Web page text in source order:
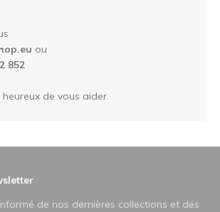
ou
852
de vous aider.
de nos dernières collections et des